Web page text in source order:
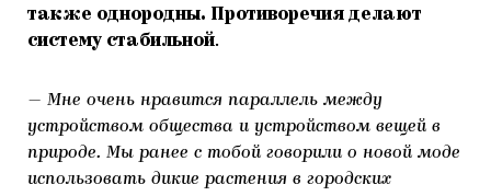
также однородны. Противоречия делают
систему стабильной.
— Мне очень нравится параллель между
устройством общества и устройством вещей в
природе. Мы ранее с тобой говорили о новой моде
использовать дикие растения в городских